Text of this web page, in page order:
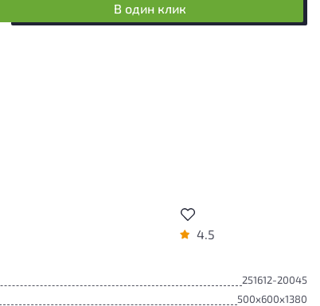
В один клик
4.5
251612-20045
500x600x1380